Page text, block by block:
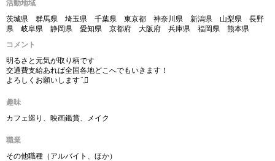
活動地域
茨城県 群馬県 埼玉県 千葉県 東京都 神奈川県 新潟県 山梨県 長野
県 岐阜県 静岡県 愛知県 京都府 大阪府 兵庫県 福岡県 熊本県
コメント
明るさと元気が取り柄です
交通費支給あれば全国各地どこへでもいきます！
よろしくお願いします¨̮⃝
趣味
カフェ巡り、映画鑑賞、メイク
職業
その他職種（アルバイト、ほか）